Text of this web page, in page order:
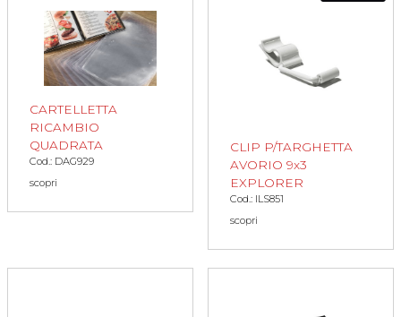
CARTELLETTA
RICAMBIO
QUADRATA
Cod.: DAG929
scopri
CLIP P/TARGHETTA
AVORIO 9x3
EXPLORER
Cod.: ILS851
scopri